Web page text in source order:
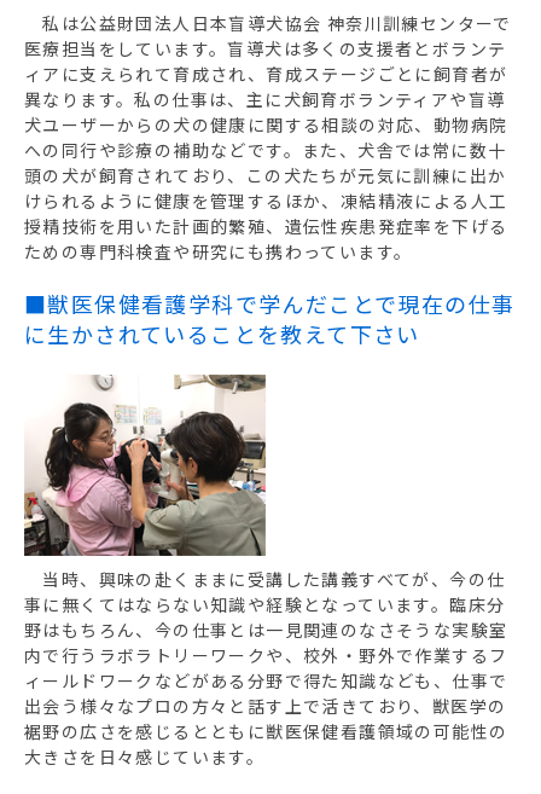
私は公益財団法人日本盲導犬協会 神奈川訓練センターで
医療担当をしています。盲導犬は多くの支援者とボランテ
ィアに支えられて育成され、育成ステージごとに飼育者が
異なります。私の仕事は、主に犬飼育ボランティアや盲導
犬ユーザーからの犬の健康に関する相談の対応、動物病院
への同行や診療の補助などです。また、犬舎では常に数十
頭の犬が飼育されており、この犬たちが元気に訓練に出か
けられるように健康を管理するほか、凍結精液による人工
授精技術を用いた計画的繁殖、遺伝性疾患発症率を下げる
ための専門科検査や研究にも携わっています。
■獣医保健看護学科で学んだことで現在の仕事
に生かされていることを教えて下さい
当時、興味の赴くままに受講した講義すべてが、今の仕
事に無くてはならない知識や経験となっています。臨床分
野はもちろん、今の仕事とは一見関連のなさそうな実験室
内で行うラボラトリーワークや、校外・野外で作業するフ
ィールドワークなどがある分野で得た知識なども、仕事で
出会う様々なプロの方々と話す上で活きており、獣医学の
裾野の広さを感じるとともに獣医保健看護領域の可能性の
大きさを日々感じています。